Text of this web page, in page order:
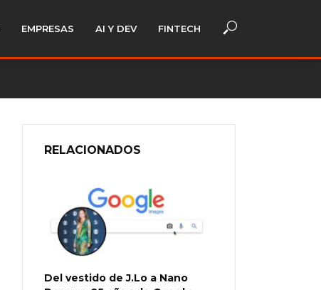
EMPRESAS AI Y DEV FINTECH
RELACIONADOS
Del vestido de J.Lo a Nano